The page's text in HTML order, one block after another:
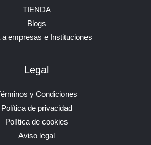
TIENDA
Blogs
a empresas e Instituciones
Legal
y Condiciones
Política de privacidad
Política de cookies
Aviso legal